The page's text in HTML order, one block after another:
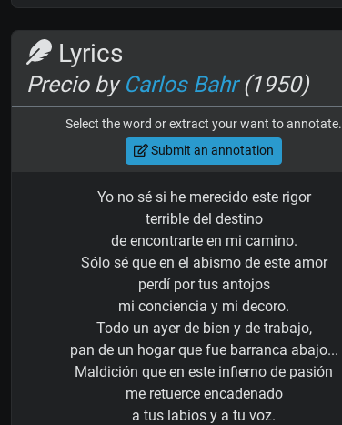
Lyrics
Precio by Carlos Bahr(1950)
Select the word or extract your want to annotate.
Submit an annotation
Yo no sé si he merecido este rigor
terrible del destino
de encontrarte en mi camino.
Sólo sé que en el abismo de este amor
perdí por tus antojos
mi conciencia y mi decoro.
Todo un ayer de bien y de trabajo,
pan de un hogar que fue barranca abajo...
Maldición que en este infierno de pasión
me retuerce encadenado
a tus labios y a tu voz.